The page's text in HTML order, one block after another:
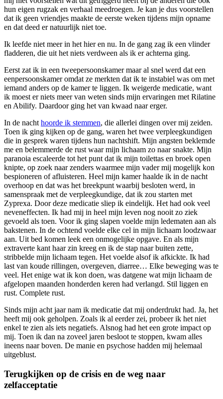
hun eigen rugzak en verhaal meedroegen. Je kan je dus voorstellen
dat ik geen vriendjes maakte de eerste weken tijdens mijn opname
en dat deed er natuurlijk niet toe.
Ik leefde niet meer in het hier en nu. In de gang zag ik een vlinder
fladderen, die uit het niets verdween als ik er achterna ging.
Eerst zat ik in een tweepersoonskamer maar al snel werd dat een
eenpersoonskamer omdat ze merkten dat ik te instabiel was om met
iemand anders op de kamer te liggen. Ik weigerde medicatie, want
ik moest er niets meer van weten sinds mijn ervaringen met Rilatine
en Abilify. Daardoor ging het van kwaad naar erger.
In de nacht hoorde ik stemmen, die allerlei dingen over mij zeiden.
Toen ik ging kijken op de gang, waren het twee verpleegkundigen
die in gesprek waren tijdens hun nachtshift. Mijn angsten beklemde
me en belemmerde de rust waar mijn lichaam zo naar snakte. Mijn
paranoia escaleerde tot het punt dat ik mijn toilettas en broek open
knipte, op zoek naar zenders waarmee mijn vader mij mogelijk kon
bespioneren of afluisteren. Heel mijn kamer haalde ik in de nacht
overhoop en dat was het breekpunt waarbij besloten werd, in
samenspraak met de verpleegkundige, dat ik zou starten met
Zyprexa. Door deze medicatie sliep ik eindelijk. Het had ook veel
neveneffecten. Ik had mij in heel mijn leven nog nooit zo ziek
gevoeld als toen. Voor ik ging slapen voelde mijn ledematen aan als
bakstenen. In de ochtend voelde elke cel in mijn lichaam loodzwaar
aan. Uit bed komen leek een onmogelijke opgave. En als mijn
extraverte kant haar zin kreeg en ik de stap naar buiten zette,
stribbelde mijn lichaam tegen. Het voelde alsof ik afkickte. Ik had
last van koude rillingen, overgeven, diarree… Elke beweging was te
veel. Het enige wat ik kon doen, was datgene wat mijn lichaam de
afgelopen maanden honderden keren had verlangd. Stil liggen en
rust. Complete rust.
Sinds mijn acht jaar nam ik medicatie dat mij onderdrukt had. Ja, het
heeft mij ook geholpen. Zoals ik al eerder zei, probeer ik het niet
enkel te zien als iets negatiefs. Alsnog had het een grote impact op
mij. Toen ik dan na zoveel jaren besloot te stoppen, kwam alles
ineens naar boven. De manie en psychose hadden mij helemaal
uitgeblust.
Terugkijken op de crisis en de weg naar
zelfacceptatie